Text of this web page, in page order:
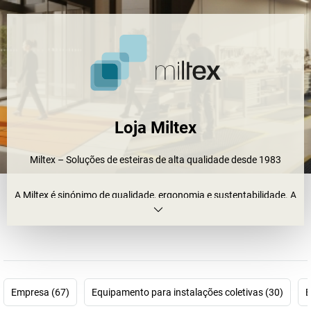
Loja Miltex
Miltex – Soluções de esteiras de alta qualidade desde 1983
A Miltex é sinónimo de qualidade, ergonomia e sustentabilidade. A
nossa gama inclui esteiras para o local de trabalho
antiderrapantes – opcionalmente com uma superfície fechada ou
Descubra também esteiras de retenção de sujidade duradouras
para áreas interiores e exteriores – incluindo modelos
sustentáveis como o Eazycare Style, em nylon ECONYL®
Empresa (67) Equipamento para instalações coletivas (30)